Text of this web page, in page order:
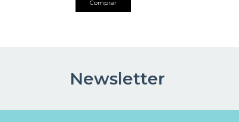
Newsletter